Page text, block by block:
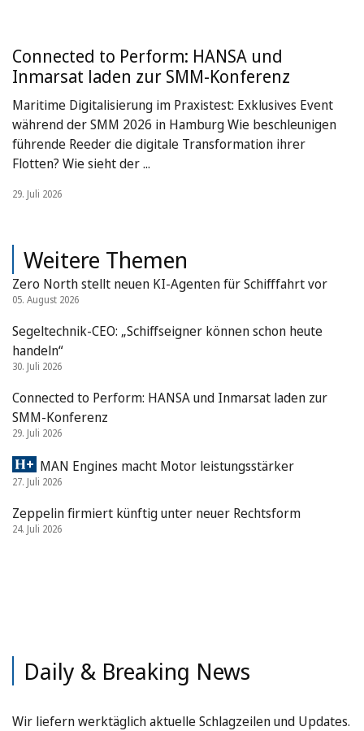
Connected to Perform: HANSA und
Inmarsat laden zur SMM-Konferenz
Maritime Digitalisierung im Praxistest: Exklusives Event
während der SMM 2026 in Hamburg Wie beschleunigen
führende Reeder die digitale Transformation ihrer
Flotten? Wie sieht der ...
29. Juli 2026
Weitere Themen
Zero North stellt neuen KI-Agenten für Schifffahrt vor
05. August 2026
Segeltechnik-CEO: „Schiffseigner können schon heute
handeln“
30. Juli 2026
Connected to Perform: HANSA und Inmarsat laden zur
SMM-Konferenz
29. Juli 2026
MAN Engines macht Motor leistungsstärker
27. Juli 2026
Zeppelin firmiert künftig unter neuer Rechtsform
24. Juli 2026
Daily & Breaking News
Wir liefern werktäglich aktuelle Schlagzeilen und Updates.